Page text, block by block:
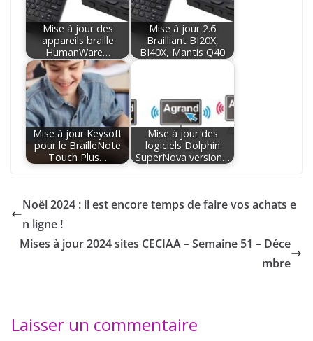
Mise à jour des
appareils braille
HumanWare…
Mise à jour 2.6
Brailliant BI20X,
BI40X, ​​Mantis Q40
Mise à jour Keysoft
pour le BrailleNote
Touch Plus…
Mise à jour des
logiciels Dolphin
SuperNova version…
Noël 2024 : il est encore temps de faire vos achats e
n ligne !
Mises à jour 2024 sites CECIAA – Semaine 51 – Déce
mbre
Laisser un commentaire